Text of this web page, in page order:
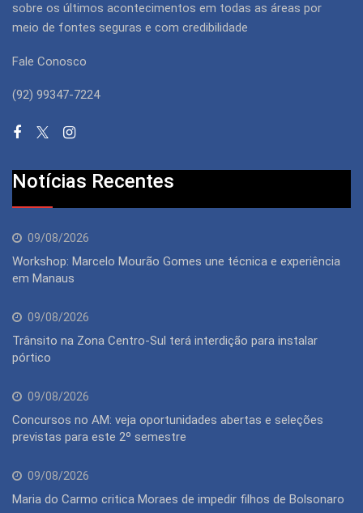
sobre os últimos acontecimentos em todas as áreas por
meio de fontes seguras e com credibilidade
Fale Conosco
(92) 99347-7224
Notícias Recentes
09/08/2026
Workshop: Marcelo Mourão Gomes une técnica e experiência
em Manaus
09/08/2026
Trânsito na Zona Centro-Sul terá interdição para instalar
pórtico
09/08/2026
Concursos no AM: veja oportunidades abertas e seleções
previstas para este 2º semestre
09/08/2026
Maria do Carmo critica Moraes de impedir filhos de Bolsonaro